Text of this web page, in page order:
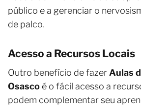
público e a gerenciar o
de palco.
Acesso a Recursos Locais
Outro benefício de fazer Aulas
Osasco é o fácil acesso a
podem complementar seu